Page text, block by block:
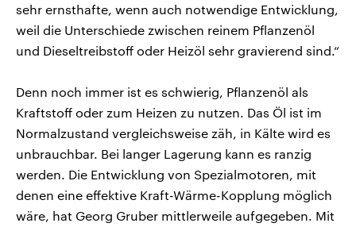
sehr ernsthafte, wenn auch notwendige Entwicklung,
weil die Unterschiede zwischen reinem Pflanzenöl
und Dieseltreibstoff oder Heizöl sehr gravierend sind.“
Denn noch immer ist es schwierig, Pflanzenöl als
Kraftstoff oder zum Heizen zu nutzen. Das Öl ist im
Normalzustand vergleichsweise zäh, in Kälte wird es
unbrauchbar. Bei langer Lagerung kann es ranzig
werden. Die Entwicklung von Spezialmotoren, mit
denen eine effektive Kraft-Wärme-Kopplung möglich
wäre, hat Georg Gruber mittlerweile aufgegeben. Mit